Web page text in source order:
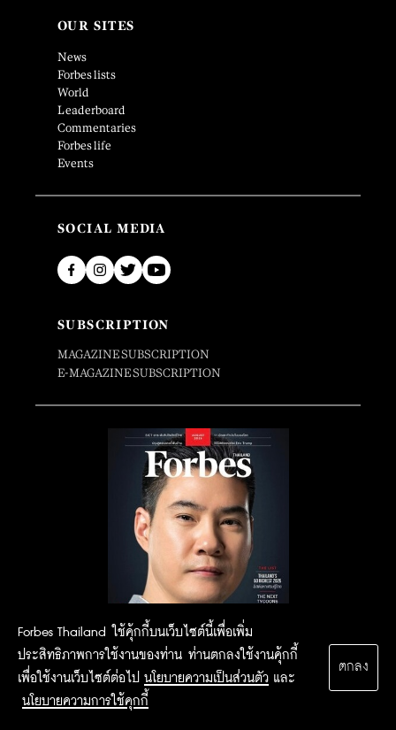
Forbes Thailand ใช้คุ้กกี้บนเว็บไซต์นี้เพื่อเพิ่ม
ประสิทธิภาพการใช้งานของท่าน ท่านตกลงใช้งานคุ้กกี้
เพื่อใช้งานเว็บไซต์ต่อไป นโยบายความเป็นส่วนตัว และ
นโยบายความการใช้คุกกี้
ตกลง
OUR SITES
News
Forbes lists
World
Leaderboard
Commentaries
Forbes life
Events
SOCIAL MEDIA
SUBSCRIPTION
MAGAZINE SUBSCRIPTION
E-MAGAZINE SUBSCRIPTION
2015 Forbesthailand.com ALL RIGHTS RESERVED